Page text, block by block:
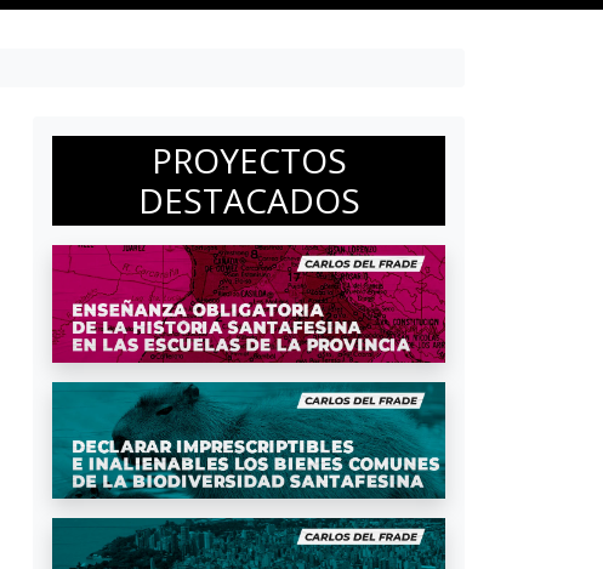
PROYECTOS
DESTACADOS